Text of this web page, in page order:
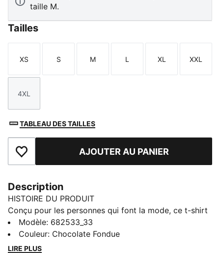
taille M.
Tailles
Taille
XS
Taille
S
Taille
M
Taille
L
Taille
XL
Taille
XXL
Taille
4XL
TABLEAU DES TAILLES
Ajouter aux favorisAJOUTER AU PANIER
Description
HISTOIRE DU PRODUIT
Conçu pour les personnes qui font la mode, ce t-shirt
est doté d'un logo PUMA N° 1 audacieux imprimé en
caoutchouc. Conçu pour les personnes dynamiques, il
trouve l’équilibre parfait ente look décontracté et style
Modèle: 682533_33
Couleur: Chocolate Fondue
LIRE PLUS